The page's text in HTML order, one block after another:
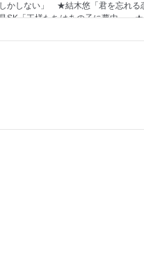
しかしない」 ★結木悠「君を忘れ
SK「王様たちはあの子に夢中」
ポまんが ◇別冊ふろく［別マ
1話 ※紙版に掲載されている記事は、